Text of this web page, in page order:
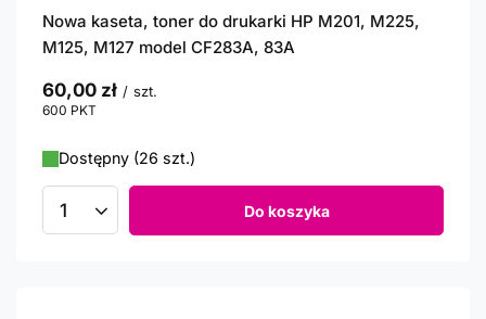
Nowa kaseta, toner do drukarki HP M201, M225,
M125, M127 model CF283A, 83A
60,00 zł / szt.
600 PKT
Dostępny (26 szt.)
Ilość produktów Do koszyka